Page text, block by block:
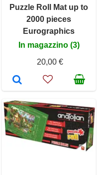
Puzzle Roll Mat up to
2000 pieces
Eurographics
In magazzino (3)
20,00 €